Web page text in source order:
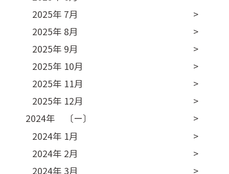
2025年 7月
2025年 8月
2025年 9月
2025年 10月
2025年 11月
2025年 12月
2024年 〔ー〕
2024年 1月
2024年 2月
2024年 3月